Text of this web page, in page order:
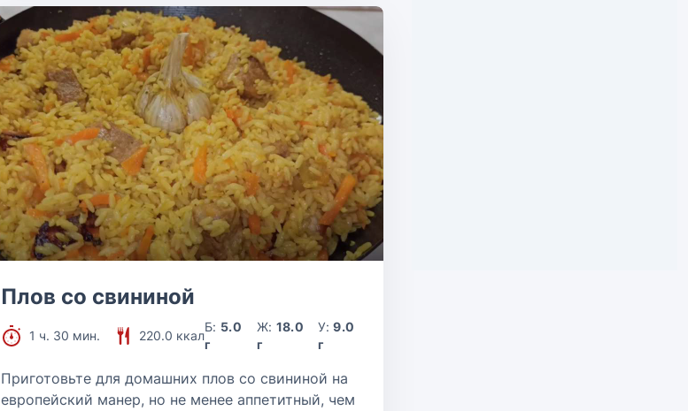
Плов со свининой
1 ч. 30 мин. 220.0 ккал
Б: 5.0
г
Ж: 18.0
г
У:9.0
г
Приготовьте для домашних плов со свининой на
европейский манер, но не менее аппетитный, чем